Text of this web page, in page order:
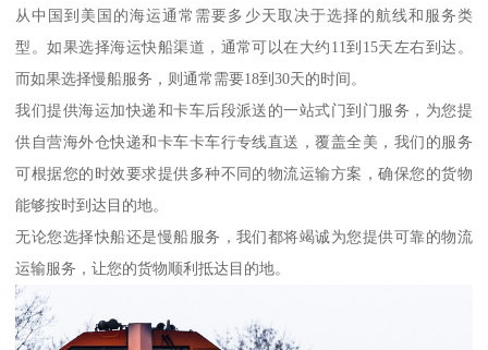
从中国到美国的海运通常需要多少天取决于选择的航线和服务类
型。如果选择海运快船渠道，通常可以在大约11到15天左右到达。
而如果选择慢船服务，则通常需要18到30天的时间。
我们提供海运加快递和卡车后段派送的一站式门到门服务，为您提
供自营海外仓快递和卡车卡车行专线直送，覆盖全美，我们的服务
可根据您的时效要求提供多种不同的物流运输方案，确保您的货物
能够按时到达目的地。
无论您选择快船还是慢船服务，我们都将竭诚为您提供可靠的物流
运输服务，让您的货物顺利抵达目的地。